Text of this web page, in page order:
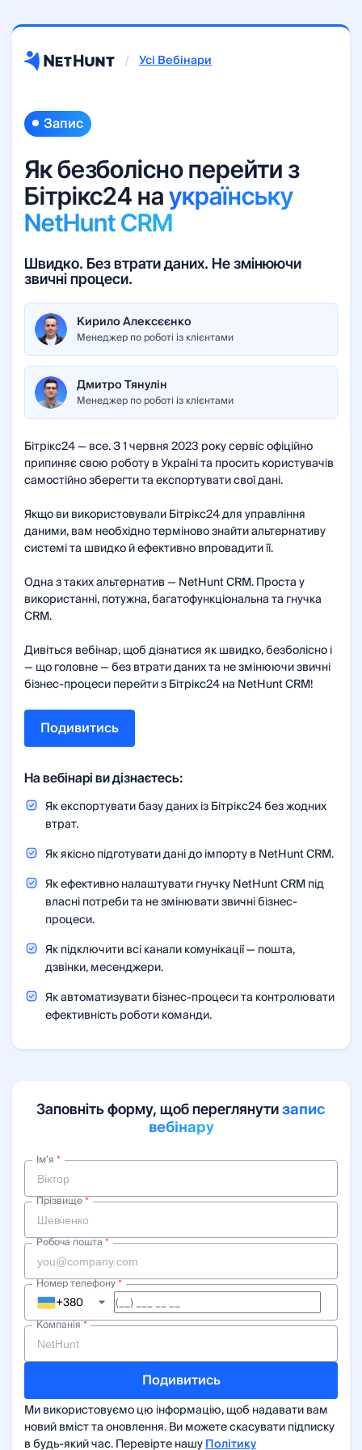
Усі Вебінари
Запис
Як безболісно перейти з
Бітрікс24 наукраїнську
NetHunt CRM
Швидко. Без втрати даних. Не змінюючи
звичні процеси.
Кирило Алексєєнко
Менеджер по роботі із клієнтами
Дмитро Тянулін
Менеджер по роботі із клієнтами
Бітрікс24 — все. З 1 червня 2023 року сервіс офіційно
припиняє свою роботу в Україні та просить користувачів
самостійно зберегти та експортувати свої дані.
Якщо ви використовували Бітрікс24 для управління
даними, вам необхідно терміново знайти альтернативу
системі та швидко й ефективно впровадити її.
Одна з таких альтернатив — NetHunt CRM. Проста у
використанні, потужна, багатофункціональна та гнучка
CRM.
Дивіться вебінар, щоб дізнатися як швидко, безболісно і
— що головне — без втрати даних та не змінюючи звичні
бізнес-процеси перейти з Бітрікс24 на NetHunt CRM!
Подивитись
На вебінарі ви дізнаєтесь:
Як експортувати базу даних із Бітрікс24 без жодних
втрат.
Як якісно підготувати дані до імпорту в NetHunt CRM.
Як ефективно налаштувати гнучку NetHunt CRM під
власні потреби та не змінювати звичні бізнес-
процеси.
Як підключити всі канали комунікації — пошта,
дзвінки, месенджери.
Як автоматизувати бізнес-процеси та контролювати
ефективність роботи команди.
Заповніть форму, щоб переглянутизапис
вебінару
Ім’я*
Прізвище*
Робоча пошта*
Номер телефону*
+380
Компанія*
Подивитись
Ми використовуємо цю інформацію, щоб надавати вам
новий вміст та оновлення. Ви можете скасувати підписку
в будь-який час. Перевірте нашуПолітику